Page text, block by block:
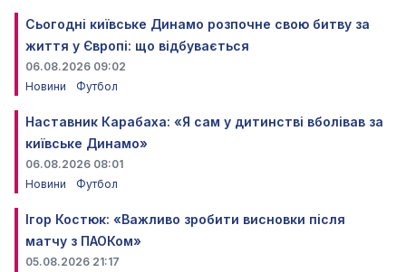
Сьогодні київське Динамо розпочне свою битву за
життя у Європі: що відбувається
06.08.2026 09:02
Новини
Футбол
Наставник Карабаха: «Я сам у дитинстві вболівав за
київське Динамо»
06.08.2026 08:01
Новини
Футбол
Ігор Костюк: «Важливо зробити висновки після
матчу з ПАОКом»
05.08.2026 21:17